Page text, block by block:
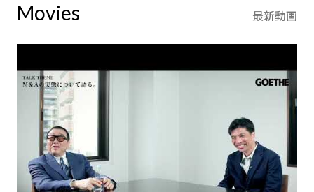
Movies 最新動画